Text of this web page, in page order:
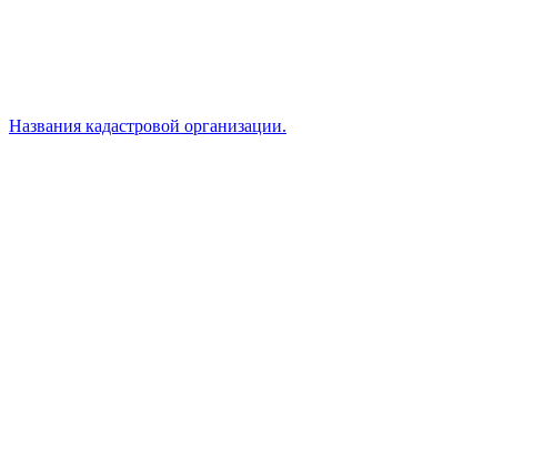
Названия кадастровой организации.